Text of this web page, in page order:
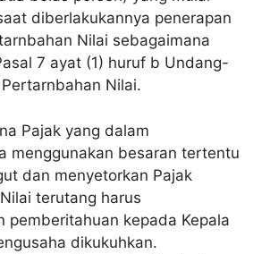
diberlakukannya penerapan
Nilai sebagaimana
7 ayat (1) huruf b Undang-
Nilai.
Pajak yang dalam
menggunakan besaran tertentu
dan menyetorkan Pajak
terutang harus
pemberitahuan kepada Kepala
dikukuhkan.